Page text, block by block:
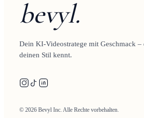
bevyl.
Dein KI-Videostratege mit Geschmack –
deinen Stil kennt.
© 2026 Bevyl Inc. Alle Rechte vorbehalten.